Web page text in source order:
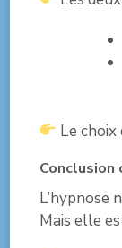
Le choix
Conclusion
L’hypnose
Mais elle